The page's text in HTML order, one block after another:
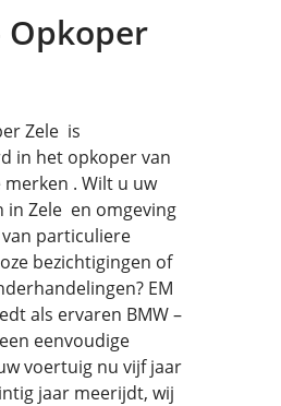
Opkoper
Zele is
in het opkoper van
merken . Wilt u uw
in Zele en omgeving
particuliere
bezichtigingen of
EM
als ervaren BMW –
eenvoudige
voertuig nu vijf jaar
jaar meerijdt, wij